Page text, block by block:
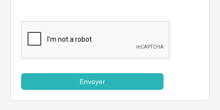
Envoyer